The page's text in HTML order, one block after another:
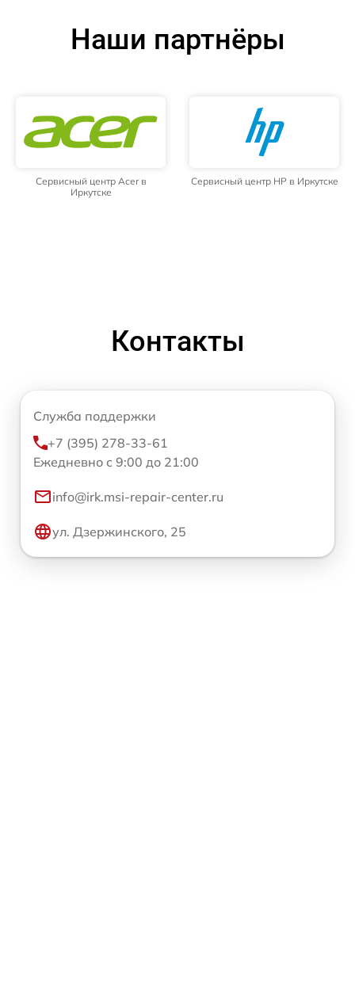
Наши партнёры
Сервисный центр Acer в
Иркутске
Сервисный центр HP в Иркутске
Контакты
Служба поддержки
+7 (395) 278-33-61
Ежедневно с 9:00 до 21:00
info@irk.msi-repair-center.ru
ул. Дзержинского, 25